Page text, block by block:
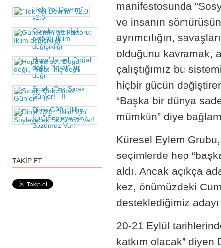
manifestosunda
ve insanın
ayrımcılığın,
olduğunu kavramak,
çalıştığımız bu
hiçbir gücün
“Başka bir dünya
mümkün” diye
Küresel Eylem
seçimlerde hep
aldı. Ancak açıkça
kez, önümüzdeki
desteklediğimiz
20-21 Eylül
katkım olacak” diyen
“Tek Yol Devrim”
v2.0
Gündemin gizli
aktörü: İklim
değişikliği
Hopa’da sel: Doğal
değil, “fıtrat” hiç
değil
Sıcak, Çok Sıcak
Günler! - II
Dinle G20; “İklim
İçin” Söyleyecek
Sözümüz Var!
TAKİP ET